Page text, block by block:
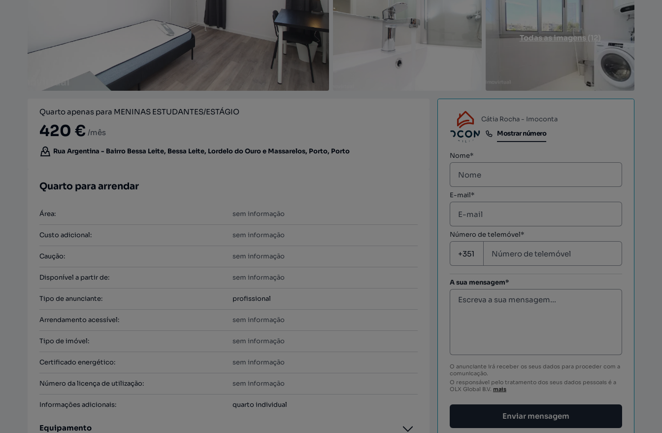
Todas as imagens (12)
Quarto apenas para MENINAS ESTUDANTES/ESTÁGIO
420 € /mês
Rua Argentina - Bairro Bessa Leite, Bessa Leite, Lordelo do Ouro e Massarelos, Porto, Porto
Quarto para arrendar
Área: sem informação
Custo adicional: sem informação
Caução: sem informação
Disponível a partir de: sem informação
Tipo de anunciante: profissional
Arrendamento acessível: sem informação
Tipo de imóvel: sem informação
Certificado energético: sem informação
Número da licença de utilização: sem informação
Informações adicionais: quarto individual
Equipamento
Cátia Rocha - Imoconta
Mostrar número
Mostrar número
Nome*
E-mail*
Número de telemóvel*
A sua mensagem*
O anunciante irá receber os seus dados para proceder com a
comunicação.
O responsável pelo tratamento dos seus dados pessoais é a
OLX Global B.V. mais
Enviar mensagem